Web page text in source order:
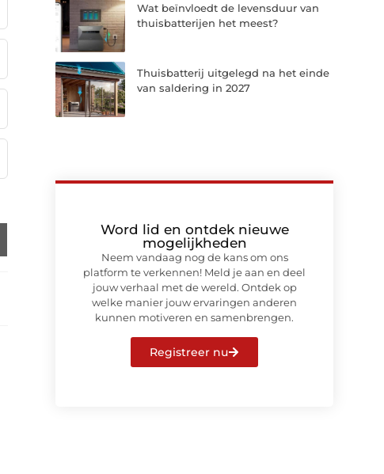
Wat beïnvloedt de levensduur van
thuisbatterijen het meest?
Thuisbatterij uitgelegd na het einde
van saldering in 2027
Word lid en ontdek nieuwe
mogelijkheden
Neem vandaag nog de kans om ons
platform te verkennen! Meld je aan en deel
jouw verhaal met de wereld. Ontdek op
welke manier jouw ervaringen anderen
kunnen motiveren en samenbrengen.
Registreer nu